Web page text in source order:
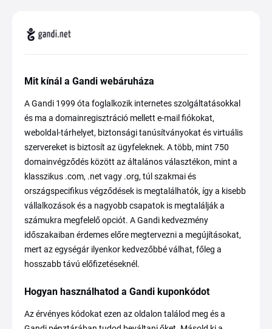
Mit kínál a Gandi webáruháza
A Gandi 1999 óta foglalkozik internetes szolgáltatásokkal
és ma a domainregisztráció mellett e-mail fiókokat,
weboldal-tárhelyet, biztonsági tanúsítványokat és virtuális
szervereket is biztosít az ügyfeleknek. A több, mint 750
domainvégződés között az általános választékon, mint a
klasszikus .com, .net vagy .org, túl szakmai és
országspecifikus végződések is megtalálhatók, így a kisebb
vállalkozások és a nagyobb csapatok is megtalálják a
számukra megfelelő opciót. A Gandi kedvezmény
időszakaiban érdemes előre megtervezni a megújításokat,
mert az egységár ilyenkor kedvezőbbé válhat, főleg a
hosszabb távú előfizetéseknél.
Hogyan használhatod a Gandi kuponkódot
Az érvényes kódokat ezen az oldalon találod meg és a